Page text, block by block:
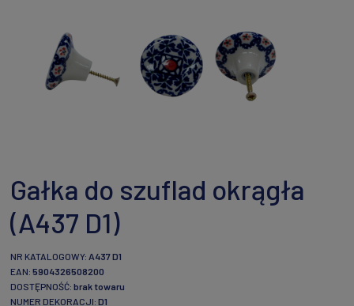
Gałka do szuflad okrągła
(A437 D1)
NR KATALOGOWY: A437 D1
EAN: 5904326508200
DOSTĘPNOŚĆ: brak towaru
NUMER DEKORACJI: D1